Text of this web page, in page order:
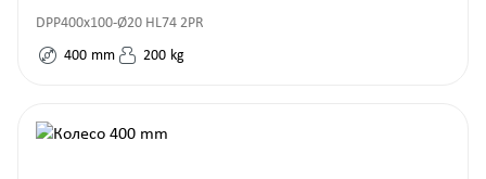
DPP400x100-Ø20 HL74 2PR
400 mm 200 kg